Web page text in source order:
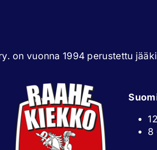
on vuonna 1994 perustettu
8